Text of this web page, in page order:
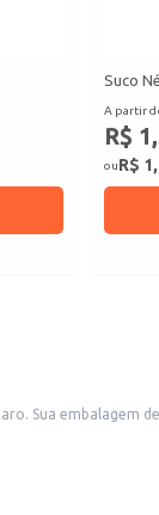
Suco
A partir
R$
ouR$